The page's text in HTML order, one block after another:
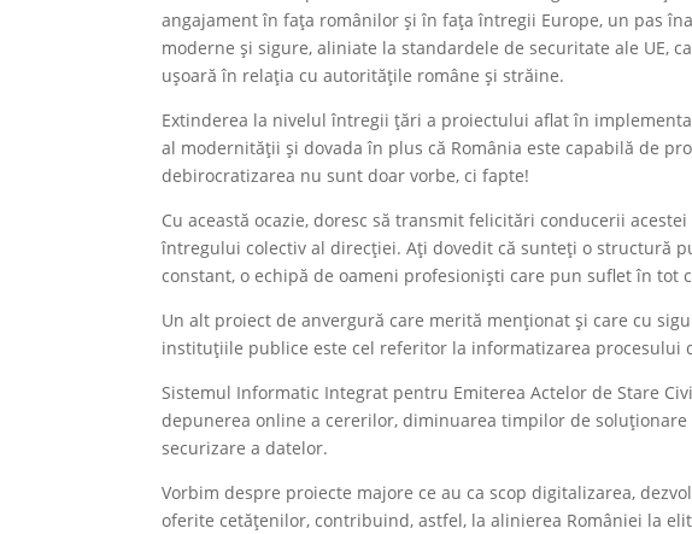
angajament în fața românilor și în fața întregii Europe, un pas
moderne și sigure, aliniate la standardele de securitate ale UE,
ușoară în relația cu autoritățile române și străine.
Extinderea la nivelul întregii țări a proiectului aflat în
al modernității și dovada în plus că România este capabilă de
debirocratizarea nu sunt doar vorbe, ci fapte!
Cu această ocazie, doresc să transmit felicitări conducerii
întregului colectiv al direcției. Ați dovedit că sunteți o structură
constant, o echipă de oameni profesioniști care pun suflet în tot
Un alt proiect de anvergură care merită menționat și care cu
instituțiile publice este cel referitor la informatizarea procesului
Sistemul Informatic Integrat pentru Emiterea Actelor de Stare
depunerea online a cererilor, diminuarea timpilor de
securizare a datelor.
Vorbim despre proiecte majore ce au ca scop digitalizarea,
oferite cetățenilor, contribuind, astfel, la alinierea României la